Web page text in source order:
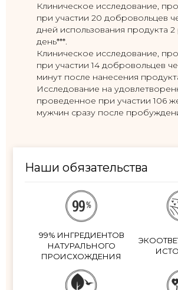
Клиническое исследование,
при участии 20 добровольцев
дней использования продукта 2
день***.
Клиническое исследование,
при участии 14 добровольцев
минут после нанесения
Исследование на
проведенное при участии 106
мужчин сразу после
Наши обязательства
99% ИНГРЕДИЕНТОВ
НАТУРАЛЬНОГО
ПРОИСХОЖДЕНИЯ